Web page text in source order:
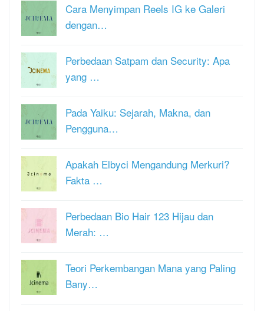
Cara Menyimpan Reels IG ke Galeri
dengan…
Perbedaan Satpam dan Security: Apa
yang …
Pada Yaiku: Sejarah, Makna, dan
Pengguna…
Apakah Elbyci Mengandung Merkuri?
Fakta …
Perbedaan Bio Hair 123 Hijau dan
Merah: …
Teori Perkembangan Mana yang Paling
Bany…